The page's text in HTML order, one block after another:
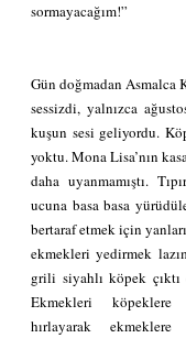
sormayacağım!”
Gün doğmadan Asmalca
sessizdi, yalnızca
kuşun sesi geliyordu.
yoktu. Mona Lisa’nın
daha uyanmamıştı.
ucuna basa basa
bertaraf etmek için
ekmekleri yedirmek
grili siyahlı köpek
Ekmekleri köpeklere
hırlayarak